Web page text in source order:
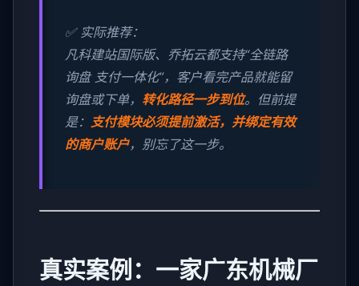
✅ 实际推荐：
凡科建站国际版、乔拓云都支持“全链路
询盘 支付一体化”，客户看完产品就能留
询盘或下单， 转化路径一步到位。但前提
是： 支付模块必须提前激活，并绑定有效
的商户账户，别忘了这一步。
真实案例：一家广东机械厂